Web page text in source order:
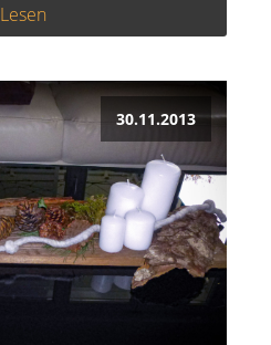
Lesen
30.11.2013